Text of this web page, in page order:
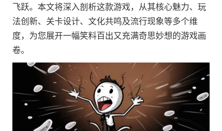
飞跃。本文将深入剖析这款游戏，从其核心魅力、玩
法创新、关卡设计、文化共鸣及流行现象等多个维
度，为您展开一幅笑料百出又充满奇思妙想的游戏画
卷。